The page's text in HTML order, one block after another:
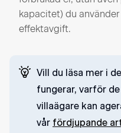
kapacitet) du
effektavgift.
Vill du läsa mer i
fungerar, varför
villaägare kan
vår fördjupande